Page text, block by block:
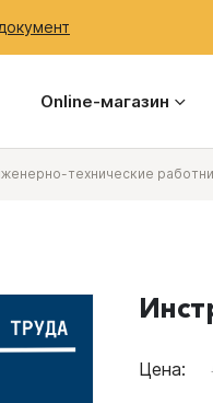
Online-магазин
технические
Цена: